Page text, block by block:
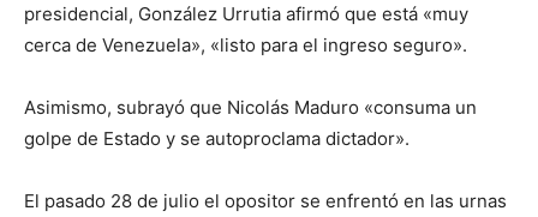
presidencial, González Urrutia afirmó que está «muy
cerca de Venezuela», «listo para el ingreso seguro».
Asimismo, subrayó que Nicolás Maduro «consuma un
golpe de Estado y se autoproclama dictador».
El pasado 28 de julio el opositor se enfrentó en las urnas